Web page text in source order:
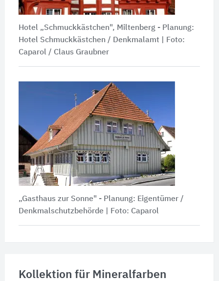
Hotel „Schmuckkästchen", Miltenberg - Planung:
Hotel Schmuckkästchen / Denkmalamt | Foto:
Caparol / Claus Graubner
„Gasthaus zur Sonne" - Planung: Eigentümer /
Denkmalschutzbehörde | Foto: Caparol
Kollektion für Mineralfarben